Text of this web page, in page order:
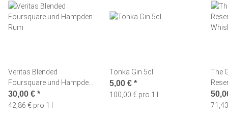
Veritas Blended
Foursquare und Hampden
Rum
30,00 € *
42,86 € pro 1 l
Tonka Gin 5cl
5,00 € *
100,00 € pro 1 l
The